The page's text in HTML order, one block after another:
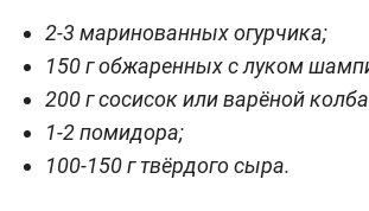
2-3 маринованных огурчика;
150 г обжаренных с луком
200 г сосисок или варёной
1-2 помидора;
100-150 г твёрдого сыра.